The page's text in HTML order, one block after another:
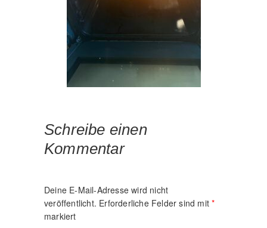
Schreibe einen
Kommentar
Deine E-Mail-Adresse wird nicht
veröffentlicht. Erforderliche Felder sind mit*
markiert